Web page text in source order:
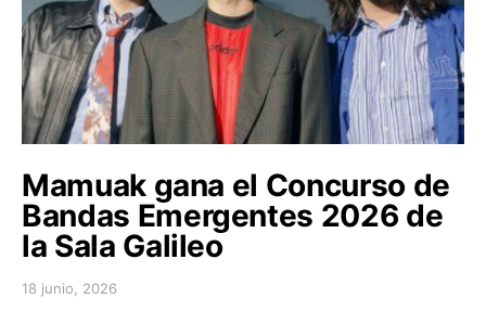
Mamuak gana el Concurso de
Bandas Emergentes 2026 de
la Sala Galileo
Posted on
18 junio, 2026